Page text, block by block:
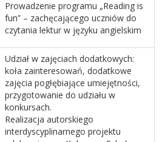
Prowadzenie programu „Reading is
fun” – zachęcającego uczniów do
czytania lektur w języku angielskim
Udział w zajęciach dodatkowych:
koła zainteresowań, dodatkowe
zajęcia pogłębiające umiejętności,
przygotowanie do udziału w
konkursach.
Realizacja autorskiego
interdyscyplinarnego projektu